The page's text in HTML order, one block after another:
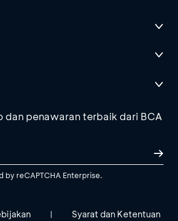
dan penawaran terbaik dari BCA
by reCAPTCHA Enterprise.
| Syarat dan Ketentuan